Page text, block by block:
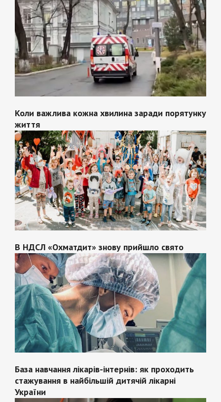
Коли важлива кожна хвилина заради порятунку
життя
В НДСЛ «Охматдит» знову прийшло свято
База навчання лікарів-інтернів: як проходить
стажування в найбільшій дитячій лікарні
України